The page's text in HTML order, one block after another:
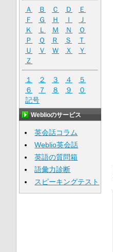
Ａ Ｂ Ｃ Ｄ
Ｅ
Ｆ
Ｇ Ｈ Ｉ
Ｊ
Ｋ
Ｌ Ｍ Ｎ
Ｏ
Ｐ
Ｑ Ｒ Ｓ
Ｔ
Ｕ
Ｖ Ｗ Ｘ
Ｙ
Ｚ
１ ２ ３ ４
５
６
７ ８ ９
０
記号
Weblioのサービス
英会話コラム
Weblio英会話
英語の質問箱
語彙力診断
スピーキングテスト